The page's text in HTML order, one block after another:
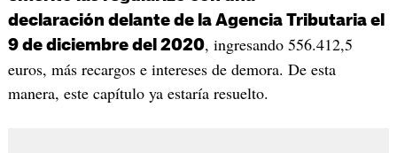
declaración delante de la Agencia Tributaria el
9 de diciembre del 2020, ingresando 556.412,5
euros, más recargos e intereses de demora. De esta
manera, este capítulo ya estaría resuelto.